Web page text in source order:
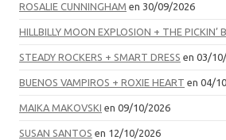
ROSALIE CUNNINGHAM en 30/09/2026
HILLBILLY MOON EXPLOSION + THE PICKIN’
STEADY ROCKERS + SMART DRESS en 03/
BUENOS VAMPIROS + ROXIE HEART en 04/
MAIKA MAKOVSKI en 09/10/2026
SUSAN SANTOS en 12/10/2026